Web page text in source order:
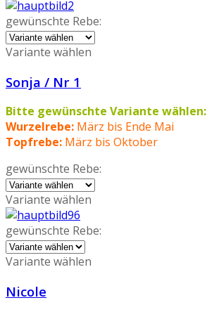
gewünschte Rebe:
Variante wählen
Sonja / Nr 1
Bitte gewünschte Variante wählen:
Wurzelrebe: März bis Ende Mai
Topfrebe: März bis Oktober
gewünschte Rebe:
Variante wählen
gewünschte Rebe:
Variante wählen
Nicole